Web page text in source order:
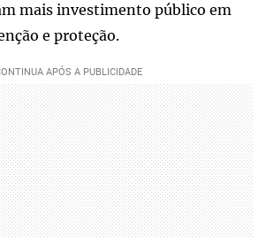
mais investimento público em
e proteção.